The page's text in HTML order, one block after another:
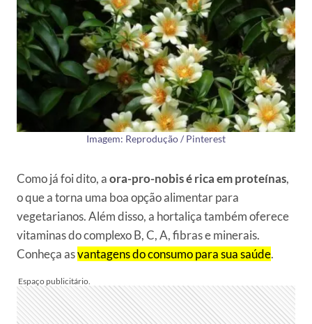
Imagem: Reprodução / Pinterest
Como já foi dito, aora-pro-nobis é rica em proteínas,
o que a torna uma boa opção alimentar para
vegetarianos. Além disso, a hortaliça também oferece
vitaminas do complexo B, C, A, fibras e minerais.
Conheça asvantagens do consumo para sua saúde.